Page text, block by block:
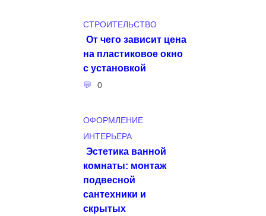
СТРОИТЕЛЬСТВО
От чего зависит цена
на пластиковое окно
с установкой
0
ОФОРМЛЕНИЕ
ИНТЕРЬЕРА
Эстетика ванной
комнаты: монтаж
подвесной
сантехники и
скрытых